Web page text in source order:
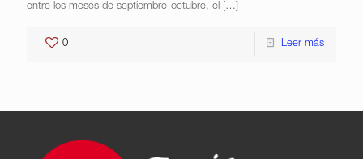
entre los meses de septiembre-octubre, el
[…]
0 Leer más